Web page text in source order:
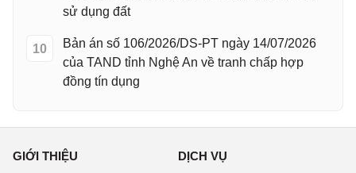
sử dụng đất
10
Bản án số 106/2026/DS-PT ngày 14/07/2026
của TAND tỉnh Nghệ An về tranh chấp hợp
đồng tín dụng
GIỚI THIỆU DỊCH VỤ